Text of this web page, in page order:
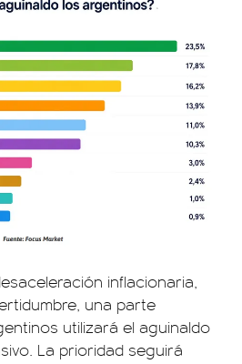
inflacionaria,
una parte
utilizará el aguinaldo
La prioridad seguirá